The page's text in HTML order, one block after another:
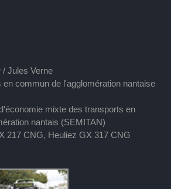
/ Jules Verne
en commun de l'agglomération nantaise
mixte des transports en
nantais (SEMITAN)
217 CNG, Heuliez GX 317 CNG